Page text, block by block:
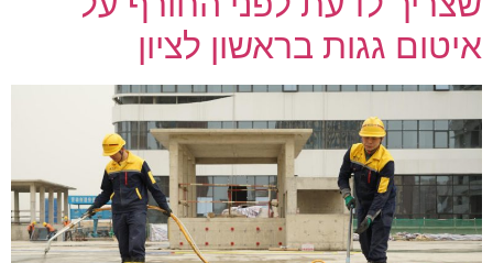
איטום גגות בראשון לציון